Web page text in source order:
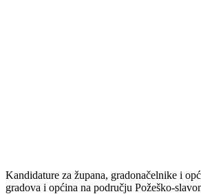
Kandidature za župana, gradonačelnike i
gradova i općina na području Požeško-